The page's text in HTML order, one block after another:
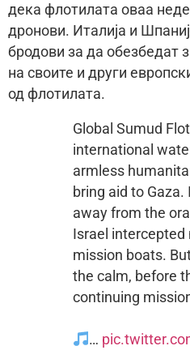
дека флотилата оваа
дронови. Италија и
бродови за да обезбедат
на своите и други
од флотилата.
Global Sumud
international
armless
bring aid to Gaza.
away from the
Israel
mission boats.
the calm, before
continuing
…